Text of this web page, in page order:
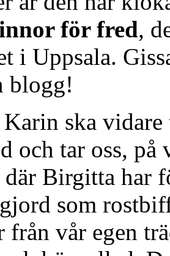
för fred,
i Uppsala.
blogg!
Karin ska
och tar oss,
Birgitta har
som
från vår egen